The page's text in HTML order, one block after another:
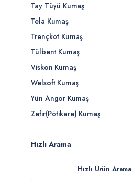
Tay Tüyü Kumaş
Tela Kumaş
Trençkot Kumaş
Tülbent Kumaş
Viskon Kumaş
Welsoft Kumaş
Yün Angor Kumaş
Zefir(Pötikare) Kumaş
Hızlı Arama
Hızlı Ürün Arama